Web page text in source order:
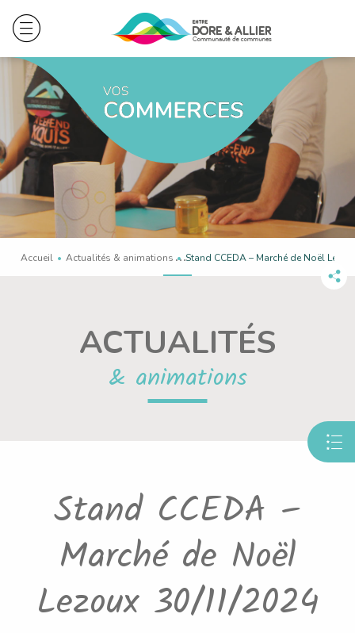
Accueil Actualités & animations En cours :
Stand CCEDA – Marché de Noël
ACTUALITÉS
& animations
Stand CCEDA –
Marché de Noël
Lezoux 30/11/2024